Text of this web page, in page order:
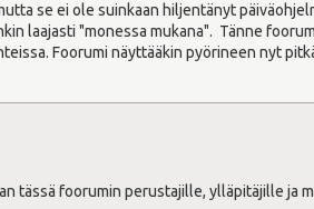
se ei ole suinkaan hiljentänyt
laajasti "monessa mukana". Tänne
Foorumi näyttääkin pyörineen nyt
tässä foorumin perustajille, ylläpitäjille ja